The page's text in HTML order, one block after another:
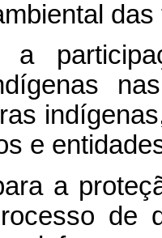
a
e
a
de